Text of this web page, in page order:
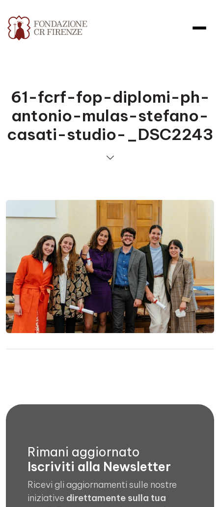
61-fcrf-fop-diplomi-ph-
antonio-mulas-stefano-
casati-studio-_DSC2243
Rimani aggiornato
Iscriviti alla Newsletter
Ricevi gli aggiornamenti sulle nostre
iniziative direttamente sulla tua